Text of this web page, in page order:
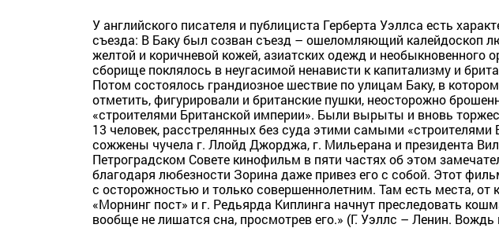
У английского писателя и публициста Герберта Уэллса есть
съезда: В Баку был созван съезд – ошеломляющий калейдоскоп
желтой и коричневой кожей, азиатских одежд и необыкновенного
сборище поклялось в неугасимой ненависти к капитализму и
Потом состоялось грандиозное шествие по улицам Баку, в
отметить, фигурировали и британские пушки, неосторожно
«строителями Британской империи». Были вырыты и вновь
13 человек, расстрелянных без суда этими самыми «строителями
сожжены чучела г. Ллойд Джорджа, г. Мильерана и президента
Петроградском Совете кинофильм в пяти частях об этом
благодаря любезности Зорина даже привез его с собой. Этот
с осторожностью и только совершеннолетним. Там есть места, от
«Морнинг пост» и г. Редьярда Киплинга начнут преследовать
вообще не лишатся сна, просмотрев его.» (Г. Уэллс – Ленин.